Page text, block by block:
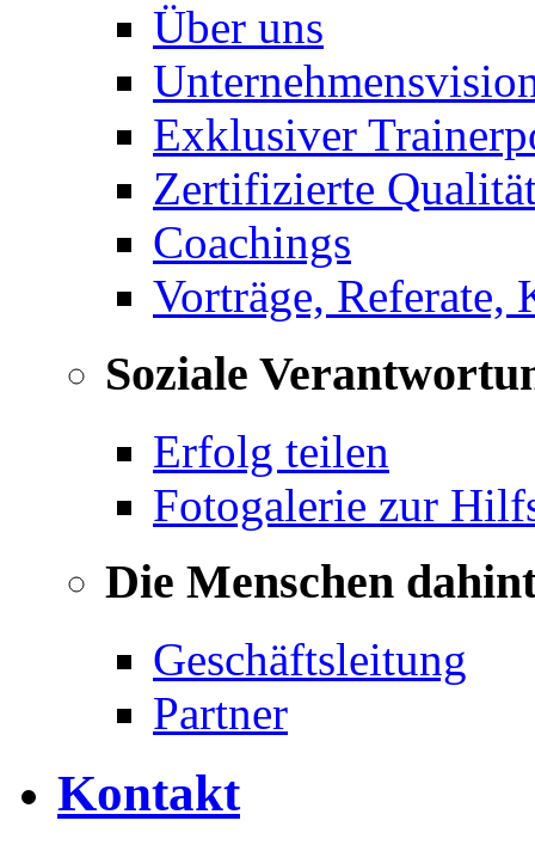
Über uns
Exklusiver
Zertifizierte
Coachings
Vorträge, Referate,
Soziale
Erfolg teilen
Fotogalerie zur
Die Menschen
Geschäftsleitung
Partner
Kontakt